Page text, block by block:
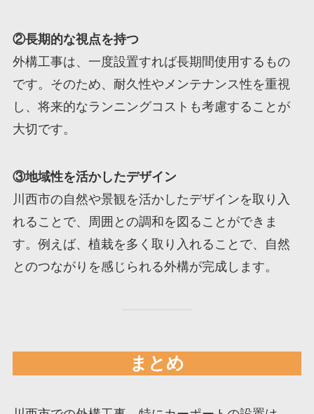
②長期的な視点を持つ
外構工事は、一度設置すれば長期間使用するもの
です。そのため、耐久性やメンテナンス性を重視
し、将来的なランニングコストも考慮することが
大切です。
③地域性を活かしたデザイン
川西市の自然や景観を活かしたデザインを取り入
れることで、周囲との調和を図ることができま
す。例えば、植栽を多く取り入れることで、自然
とのつながりを感じられる外構が完成します。
まとめ